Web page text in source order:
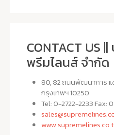
CONTACT US
พรีมไลนส์ จำกัด
80, 82 ถนนพัฒนาการ แ
กรุงเทพฯ 10250
Tel: 0-2722-2233 Fax: